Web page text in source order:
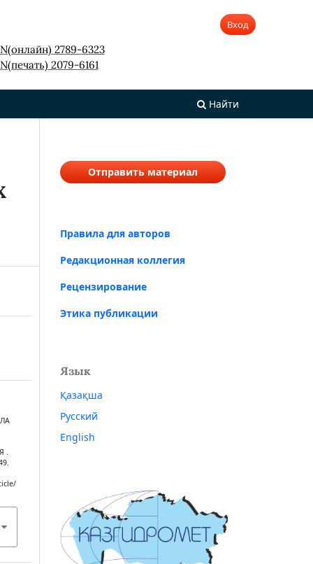
2789-6323
2079-6161
Найти
Вход
.
Отправить материал
Правила для авторов
Редакционная коллегия
Рецензирование
Этика публикации
Язык
Қазақша
Русский
English